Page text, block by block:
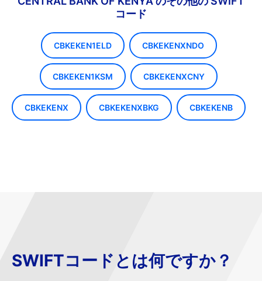
コード
CBKEKEN1ELD CBKEKENXNDO
CBKEKEN1KSM CBKEKENXCNY
CBKEKENX CBKEKENXBKG CBKEKENB
SWIFTコードとは何ですか？